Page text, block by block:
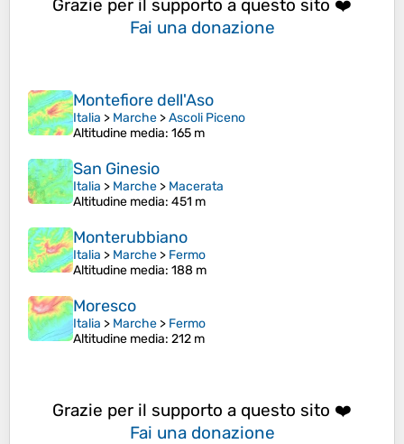
Grazie per il supporto a questo sito ❤️
Fai una donazione
Montefiore dell'Aso
Italia > Marche >Ascoli Piceno
Altitudine media: 165 m
San Ginesio
Italia > Marche > Macerata
Altitudine media: 451 m
Monterubbiano
Italia > Marche > Fermo
Altitudine media: 188 m
Moresco
Italia > Marche > Fermo
Altitudine media: 212 m
Grazie per il supporto a questo sito ❤️
Fai una donazione